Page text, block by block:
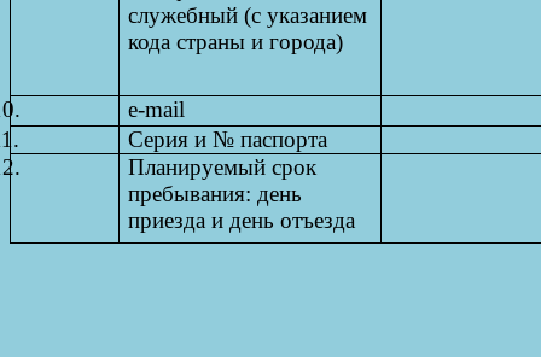
служебный (с указанием
кода страны и города)
e-mail
Серия и № паспорта
Планируемый срок
пребывания: день
приезда и день отъезда